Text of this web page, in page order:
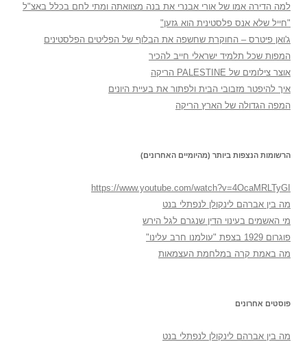
למה הדירה אמו של אורי אבנרי את בנה מצוואתה ומתי לחם בכלל באצ"ל
"חייל שלא אנס פלסטינית הוא גזען"
ג'ואן פיטרס – החוקרת שחשפה את הבלוף של הפליטים הפלסטינים
המפות שכל תלמיד ישראלי חייב להכיר
אוצר צילומים של PALESTINE הריקה
איך להיפטר מזבובי הבית ולפתור את בעיית היונים
המפה הגדולה של הארץ הריקה
הרשומות הנצפות ביותר (מהיומיים האחרונים)
https://www.youtube.com/watch?v=4OcaMRLTyGI
מה בין אברהם לינקולן לנפתלי בנט
מי האשמים בעינוי הדין שנגרם לגל הירש
פוגרום 1929 בצפת "עולמנו חרב עלינו"
מה באמת קרה במלחמת העצמאות
פוסטים אחרונים
מה בין אברהם לינקולן לנפתלי בנט